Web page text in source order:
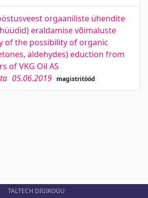
orgaaniliste ühendite
eraldamise võimaluste
of the possibility of organic
aldehydes) eduction from
of VKG Oil AS
05.06.2019 magistritööd
TALTECH DIGIKOGU